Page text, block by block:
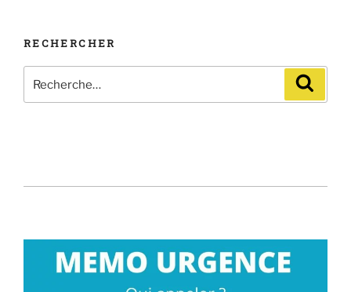
RECHERCHER
pour